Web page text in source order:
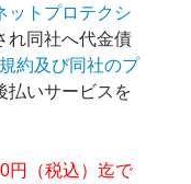
ットプロテクシ
れ同社へ代金債
約及び同社のプ
払いサービスを
円（税込）迄で